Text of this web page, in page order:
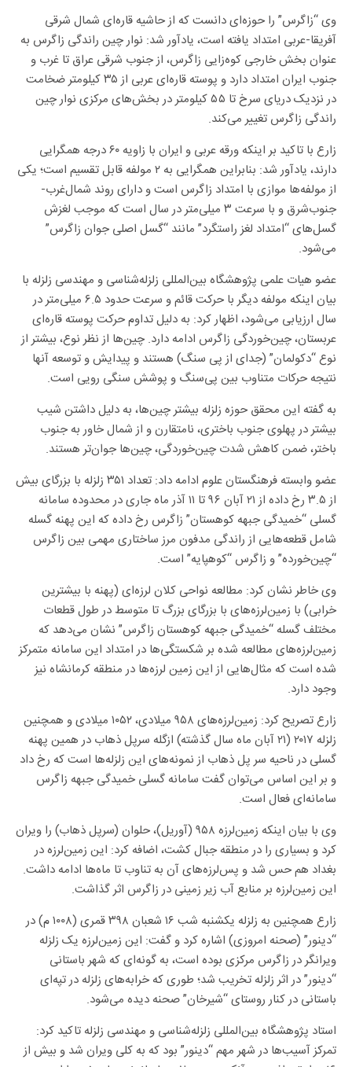
وی “زاگرس” را حوزه‌ای دانست که از حاشیه قاره‌ای شمال شرقی
آفریقا-عربی امتداد یافته است، یادآور شد: نوار چین راندگی زاگرس به
عنوان بخش خارجی کوه‌زایی زاگرس، از جنوب شرقی عراق تا غرب و
جنوب ایران امتداد دارد و پوسته قاره‌ای عربی از ۳۵ کیلومتر ضخامت
در نزدیک دریای سرخ تا ۵۵ کیلومتر در بخش‌های مرکزی نوار چین
راندگی زاگرس تغییر می‌کند.
زارع با تاکید بر اینکه ورقه عربی و ایران با زاویه ۶۰ درجه همگرایی
دارند، یادآور شد: بنابراین همگرایی به ۲ مولفه قابل تقسیم است؛ یکی
از مولفه‌ها موازی با امتداد زاگرس است و دارای روند شمال‌غرب-
جنوب‌شرق و با سرعت ۳ میلی‌متر در سال است که موجب لغزش
گسل‌های “امتداد لغز راستگرد” مانند “گسل اصلی جوان زاگرس”
می‌شود.
عضو هیات علمی پژوهشگاه بین‌المللی زلزله‌شناسی و مهندسی زلزله با
بیان اینکه مولفه دیگر با حرکت قائم و سرعت حدود ۶.۵ میلی‌متر در
سال ارزیابی می‌شود، اظهار کرد: به دلیل تداوم حرکت پوسته قاره‌ای
عربستان، چین‌خوردگی زاگرس ادامه دارد. چین‌ها از نظر نوع، بیشتر از
نوع “دکولمان” (جدای از پی سنگ) هستند و پیدایش و توسعه آنها
نتیجه حرکات متناوب بین پی‌سنگ و پوشش سنگی رویی است.
به گفته این محقق حوزه زلزله بیشتر چین‌ها، به دلیل داشتن شیب
بیشتر در پهلوی جنوب باختری، نامتقارن و از شمال خاور به جنوب
باختر، ضمن کاهش شدت چین‌خوردگی، چین‌ها جوان‌تر هستند.
عضو وابسته فرهنگستان علوم ادامه داد: تعداد ۳۵۱ زلزله با بزرگای بیش
از ۳.۵ رخ داده از ۲۱ آبان ۹۶ تا ۱۱ آذر ماه جاری در محدوده سامانه
گسلی “خمیدگی جبهه کوهستان” زاگرس رخ داده که این پهنه گسله
شامل قطعه‌هایی از راندگی مدفون مرز ساختاری مهمی بین زاگرس
“چین‌خورده” و زاگرس “کوهپایه” است.
وی خاطر نشان کرد: مطالعه نواحی کلان لرزه‌ای (پهنه با بیشترین
خرابی) با زمین‌لرزه‌های با بزرگای بزرگ تا متوسط در طول قطعات
مختلف گسله “خمیدگی جبهه کوهستان زاگرس” نشان می‌دهد که
زمین‌لرزه‌های مطالعه شده بر شکستگی‌ها در امتداد این سامانه متمرکز
شده است که مثال‌هایی از این زمین لرزه‌ها در منطقه کرمانشاه نیز
وجود دارد.
زارع تصریح کرد: زمین‌لرزه‌های ۹۵۸ میلادی، ۱۰۵۲ میلادی و همچنین
زلزله ۲۰۱۷ (۲۱ آبان ماه سال گذشته) ازگله سرپل ذهاب در همین پهنه
گسلی در ناحیه سر پل ذهاب از نمونه‌های این زلزله‌ها است که رخ داد
و بر این اساس می‌توان گفت سامانه گسلی خمیدگی جبهه زاگرس
سامانه‌ای فعال است.
وی با بیان اینکه زمین‌لرزه ۹۵۸ (آوریل)، حلوان (سرپل ذهاب) را ویران
کرد و بسیاری را در منطقه جبال کشت، اضافه کرد: این زمین‌لرزه در
بغداد هم حس شد و پس‌لرزه‌های آن به تناوب تا ماه‌ها ادامه داشت.
این زمین‌لرزه بر منابع آب زیر زمینی در زاگرس اثر گذاشت.
زارع همچنین به زلزله یکشنبه شب ۱۶ شعبان ۳۹۸ قمری (۱۰۰۸ م) در
“دینور” (صحنه امروزی) اشاره کرد و گفت: این زمین‌لرزه یک زلزله
ویرانگر در زاگرس مرکزی بوده است، به گونه‌ای که شهر باستانی
“دینور” در اثر زلزله تخریب شد؛ طوری که خرابه‌های زلزله در تپه‌ای
باستانی در کنار روستای “شیرخان” صحنه دیده می‌شود.
استاد پژوهشگاه بین‌المللی زلزله‌شناسی و مهندسی زلزله تاکید کرد:
تمرکز آسیب‌ها در شهر مهم “دینور” بود که به کلی ویران شد و بیش از